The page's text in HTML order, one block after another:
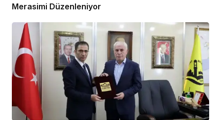
Merasimi Düzenleniyor